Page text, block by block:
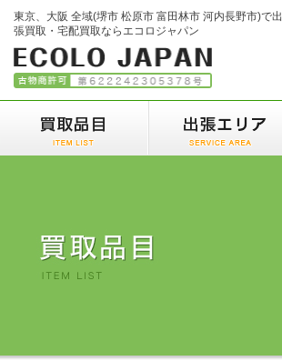
東京、大阪 全域(堺市 松原市 富田林市 河内長野市)で出
張買取・宅配買取ならエコロジャパン